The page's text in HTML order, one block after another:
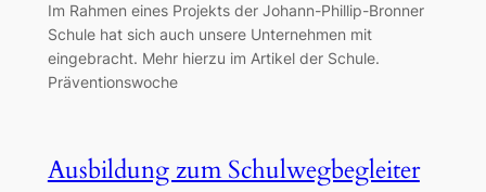
Im Rahmen eines Projekts der Johann-Phillip-Bronner
Schule hat sich auch unsere Unternehmen mit
eingebracht. Mehr hierzu im Artikel der Schule.
Präventionswoche
Ausbildung zum Schulwegbegleiter